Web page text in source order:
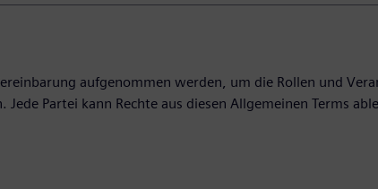
aufgenommen werden, um die Rollen und
Partei kann Rechte aus diesen Allgemeinen Terms